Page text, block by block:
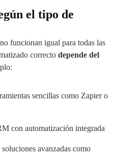
el tipo de
funcionan igual para todas las
correcto depende del
sencillas como Zapier o
con automatización integrada
soluciones avanzadas como